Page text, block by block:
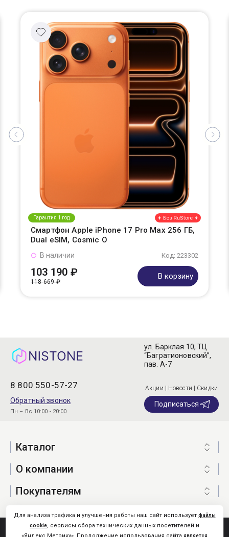
Гарантия 1 год
Смартфон Apple iPhone 17 Pro Max 256 ГБ,
Dual eSIM, Cosmic O
Код: 223302
В наличии
103 190 ₽
118 669 ₽
В корзину
8 800 550-57-27
Обратный звонок
Пн – Вс 10:00 - 20:00
ул. Барклая 10, ТЦ
“Багратионовский”,
пав. А-7
Акции | Новости | Скидки
Подписаться
Каталог
О компании
Покупателям
Nistone.Ru © 2026
Для анализа трафика и улучшения работы наш сайт использует файлы
cookie, сервисы сбора технических данных посетителей и
является